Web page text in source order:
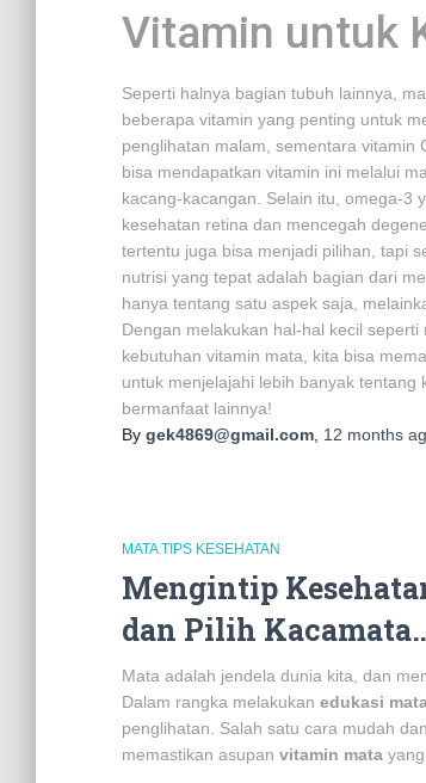
Vitamin untuk
Seperti halnya bagian tubuh lainnya,
beberapa vitamin yang penting untuk
penglihatan malam, sementara vitamin
bisa mendapatkan vitamin ini melalui
kacang-kacangan. Selain itu, omega-3
kesehatan retina dan mencegah
tertentu juga bisa menjadi pilihan, tapi
nutrisi yang tepat adalah bagian dari
hanya tentang satu aspek saja,
Dengan melakukan hal-hal kecil
kebutuhan vitamin mata, kita bisa
untuk menjelajahi lebih banyak
bermanfaat lainnya!
By gek4869@gmail.com 12 months
MATA TIPS KESEHATAN
Mengintip
dan Pilih
Mata adalah jendela dunia kita, dan
Dalam rangka melakukan edukasi
penglihatan. Salah satu cara mudah
memastikan asupan vitamin mata